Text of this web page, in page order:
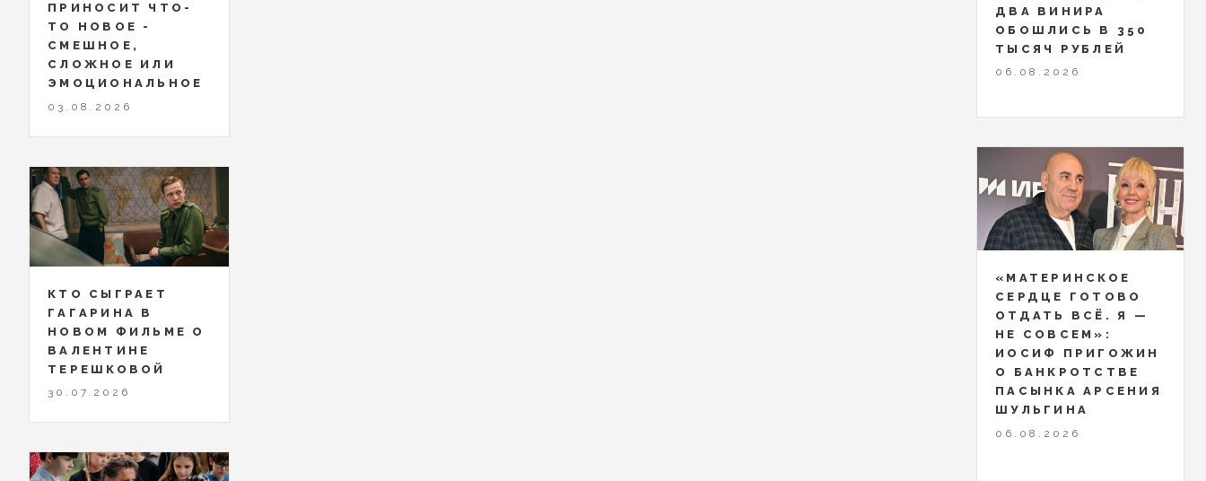
ПРИНОСИТ ЧТО-
ТО НОВОЕ -
СМЕШНОЕ,
СЛОЖНОЕ ИЛИ
ЭМОЦИОНАЛЬНОЕ
03.08.2026
КТО СЫГРАЕТ
ГАГАРИНА В
НОВОМ ФИЛЬМЕ О
ВАЛЕНТИНЕ
ТЕРЕШКОВОЙ
30.07.2026
ДВА ВИНИРА
ОБОШЛИСЬ В 350
ТЫСЯЧ РУБЛЕЙ
06.08.2026
«МАТЕРИНСКОЕ
СЕРДЦЕ ГОТОВО
ОТДАТЬ ВСЁ. Я —
НЕ СОВСЕМ»:
ИОСИФ ПРИГОЖИН
О БАНКРОТСТВЕ
ПАСЫНКА АРСЕНИЯ
ШУЛЬГИНА
06.08.2026